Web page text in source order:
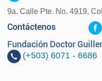
9a. Calle Pte. No. 4919,
Contáctenos
Fundación Doctor
(+503) 6071 - 6686